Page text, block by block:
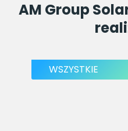
AM Group
WSZYSTKIE